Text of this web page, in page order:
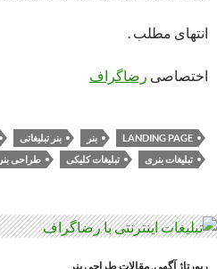
انتهای مطلب .
اختصاصی رضاگراف
LANDING PAGE بنر بنر تبلیغاتی
تبلیغات بنری
تبلیغات کلیکی طراحی بنر
رپورتاژ آگهی,مقالات طراحی بنر